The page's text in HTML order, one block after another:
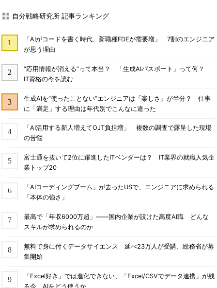
自分戦略研究所 記事ランキング
「AIがコードを書く時代、新職種FDEが需要増」 7割のエンジニア
が思う理由
“応用情報が消える”って本当？ 「生成AIパスポート」って何？
IT資格の今を読む
生成AIを“使ったことない”エンジニアは「楽しさ」が半分？ 仕事
に「満足」する理由は年代別でこんなに違った
「AI活用する新人増えてOJT負担増」 複数の調査で露呈した現場
の苦悩
富士通を抜いて2位に躍進したITベンダーは？ IT業界の就職人気企
業トップ20
「AIコーディングブーム」が去ったUSで、エンジニアに求められる
「本体の強さ」
最高で「年収6000万超」――国内企業が設けた高度AI職 どんな
スキルが求められるのか
無料で身に付くデータサイエンス 延べ23万人が受講、総務省が募
集開始
「Excel好き」では進化できない、「Excel/CSVでデータ連携」が残
る今、AIをどう使うか